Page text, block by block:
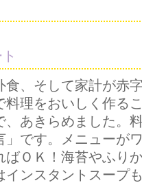
食、そして家計が赤
料理をおいしく作る
、あきらめました。
」です。メニューが
ばＯＫ！海苔やふり
インスタントスープ